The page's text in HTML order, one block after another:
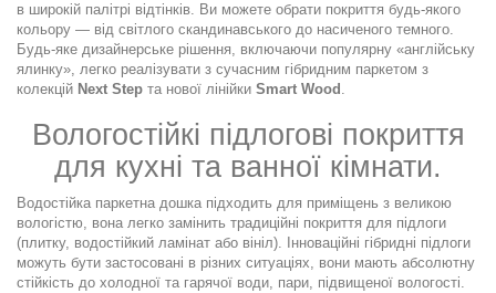
в широкій палітрі відтінків. Ви можете обрати покриття будь-якого
кольору — від світлого скандинавського до насиченого темного.
Будь-яке дизайнерське рішення, включаючи популярну «англійську
ялинку», легко реалізувати з сучасним гібридним паркетом з
колекцій Next Step та нової лінійки Smart Wood .
Вологостійкі підлогові покриття
для кухні та ванної кімнати.
Водостійка паркетна дошка підходить для приміщень з великою
вологістю, вона легко замінить традиційні покриття для підлоги
(плитку, водостійкий ламінат або вініл). Інноваційні гібридні підлоги
можуть бути застосовані в різних ситуаціях, вони мають абсолютну
стійкість до холодної та гарячої води, пари, підвищеної вологості.